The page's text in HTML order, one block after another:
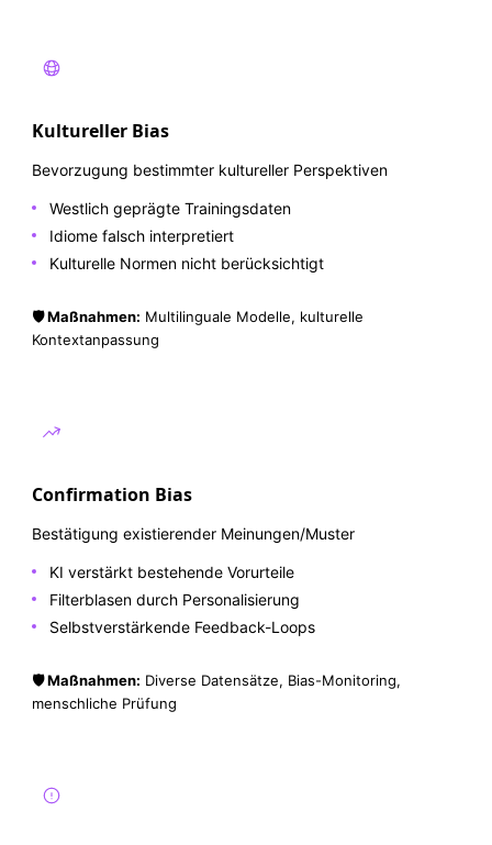
Kultureller Bias
Bevorzugung bestimmter kultureller Perspektiven
Westlich geprägte Trainingsdaten
Idiome falsch interpretiert
Kulturelle Normen nicht berücksichtigt
🛡️ Maßnahmen: Multilinguale Modelle, kulturelle
Kontextanpassung
Confirmation Bias
Bestätigung existierender Meinungen/Muster
KI verstärkt bestehende Vorurteile
Filterblasen durch Personalisierung
Selbstverstärkende Feedback-Loops
🛡️ Maßnahmen: Diverse Datensätze, Bias-Monitoring,
menschliche Prüfung